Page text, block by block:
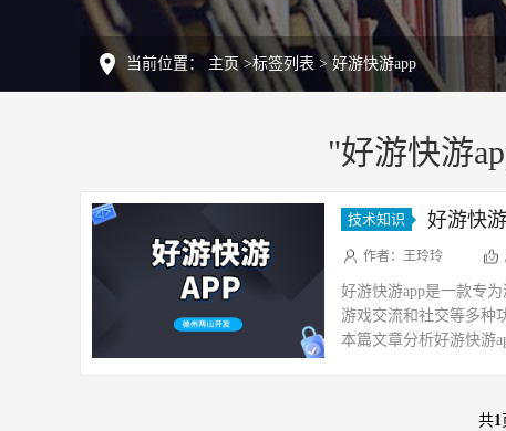
当前位置： 主页>标签列表 >好游快游app
"好游快游
技术知识 好游快
作者：王玲玲
好游快游app是一款专
游戏交流和社交等多种
本篇文章分析好游快游
共1